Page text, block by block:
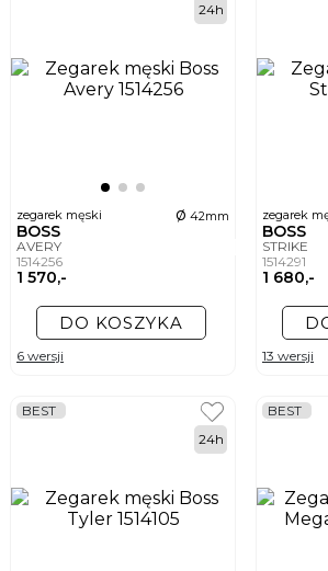
zegarek męski ø 42mm
BOSS
AVERY
1514256
1 570,-
24h
DO KOSZYKA
6 wersji
zegarek
BOSS
STRIKE
1514291
1 680,-
13 wersji
BEST
24h
BEST